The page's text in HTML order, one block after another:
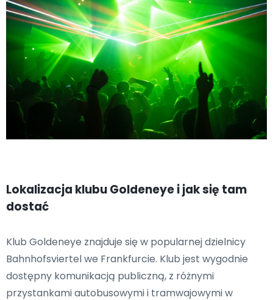
Lokalizacja klubu Goldeneye i jak się tam
dostać
Klub Goldeneye znajduje się w popularnej dzielnicy
Bahnhofsviertel we Frankfurcie. Klub jest wygodnie
dostępny komunikacją publiczną, z różnymi
przystankami autobusowymi i tramwajowymi w